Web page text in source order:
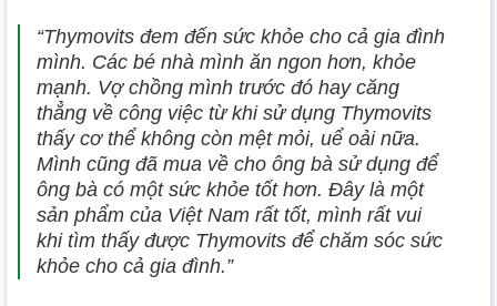
“Thymovits đem đến sức khỏe cho cả gia đình
mình. Các bé nhà mình ăn ngon hơn, khỏe
mạnh. Vợ chồng mình trước đó hay căng
thẳng về công việc từ khi sử dụng Thymovits
thấy cơ thể không còn mệt mỏi, uể oải nữa.
Mình cũng đã mua về cho ông bà sử dụng để
ông bà có một sức khỏe tốt hơn. Đây là một
sản phẩm của Việt Nam rất tốt, mình rất vui
khi tìm thấy được Thymovits để chăm sóc sức
khỏe cho cả gia đình.”